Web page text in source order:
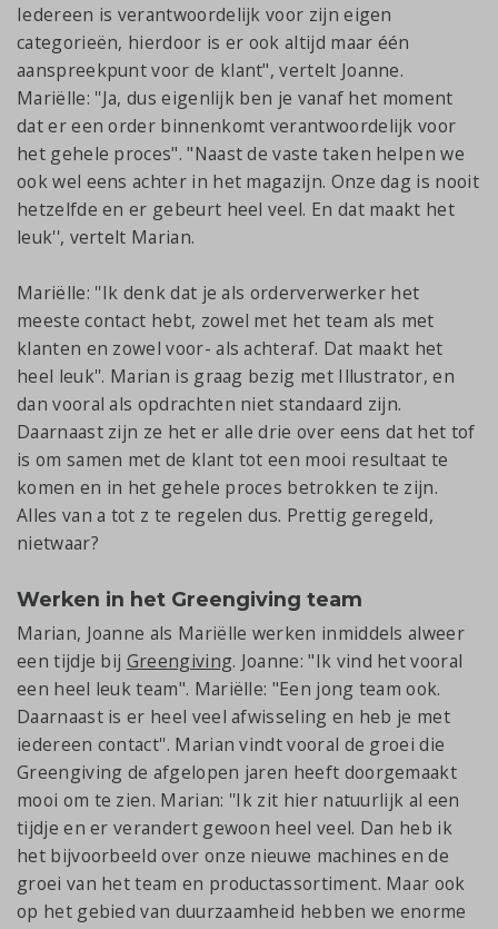
Iedereen is verantwoordelijk voor zijn eigen
categorieën, hierdoor is er ook altijd maar één
aanspreekpunt voor de klant", vertelt Joanne.
Mariëlle: ''Ja, dus eigenlijk ben je vanaf het moment
dat er een order binnenkomt verantwoordelijk voor
het gehele proces". "Naast de vaste taken helpen we
ook wel eens achter in het magazijn. Onze dag is nooit
hetzelfde en er gebeurt heel veel. En dat maakt het
leuk'', vertelt Marian.
Mariëlle: ''Ik denk dat je als orderverwerker het
meeste contact hebt, zowel met het team als met
klanten en zowel voor- als achteraf. Dat maakt het
heel leuk''. Marian is graag bezig met Illustrator, en
dan vooral als opdrachten niet standaard zijn.
Daarnaast zijn ze het er alle drie over eens dat het tof
is om samen met de klant tot een mooi resultaat te
komen en in het gehele proces betrokken te zijn.
Alles van a tot z te regelen dus. Prettig geregeld,
nietwaar?
Werken in het Greengiving team
Marian, Joanne als Mariëlle werken inmiddels alweer
een tijdje bij Greengiving. Joanne: "Ik vind het vooral
een heel leuk team". Mariëlle: "Een jong team ook.
Daarnaast is er heel veel afwisseling en heb je met
iedereen contact''. Marian vindt vooral de groei die
Greengiving de afgelopen jaren heeft doorgemaakt
mooi om te zien. Marian: ''Ik zit hier natuurlijk al een
tijdje en er verandert gewoon heel veel. Dan heb ik
het bijvoorbeeld over onze nieuwe machines en de
groei van het team en productassortiment. Maar ook
op het gebied van duurzaamheid hebben we enorme